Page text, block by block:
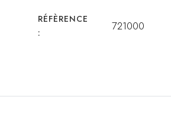
RÉFÈRENCE
:
721000